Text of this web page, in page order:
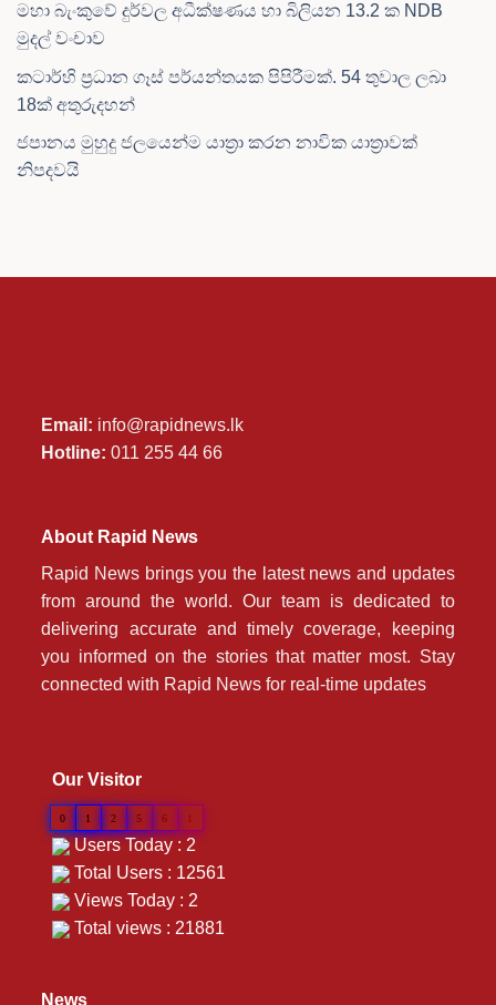
මහා බැංකුවේ දුර්වල අධීක්ෂණය හා බිලියන 13.2 ක NDB
මුදල් වංචාව
කටාර්හි ප්‍රධාන ගෑස් පර්යන්තයක පිපිරීමක්. 54 තුවාල ලබා
18ක් අතුරුදහන්
ජපානය මුහුදු ජලයෙන්ම යාත්‍රා කරන නාවික යාත්‍රාවක්
නිපදවයි
Email: info@rapidnews.lk
Hotline: 011 255 44 66
About Rapid News
Rapid News brings you the latest news and updates
from around the world. Our team is dedicated to
delivering accurate and timely coverage, keeping
you informed on the stories that matter most. Stay
connected with Rapid News for real-time updates
News
Our Visitor
0 1 2 5 6 1
Users Today : 2
Total Users : 12561
Views Today : 2
Total views : 21881